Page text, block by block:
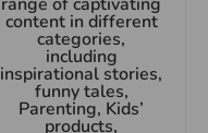
content in different
categories,
including
inspirational stories,
funny tales,
Parenting, Kids’
products,